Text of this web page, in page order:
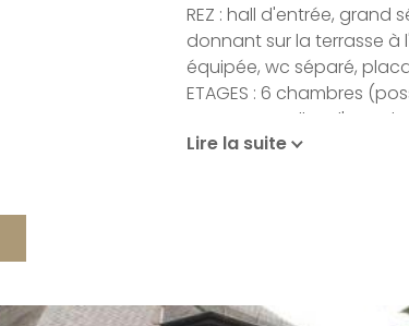
REZ : hall d'entrée, grand
donnant sur la terrasse à
équipée, wc séparé,
ETAGES : 6 chambres
terrasse, 4 salles d'eau
grenier
Lire la suite